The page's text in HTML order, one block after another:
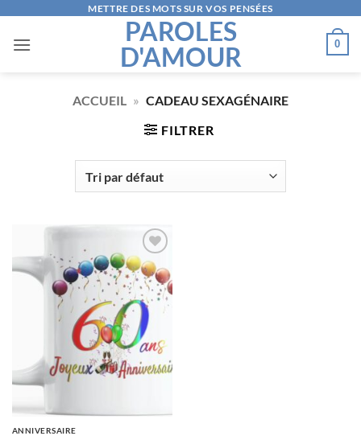
contenu
METTRE DES MOTS SUR VOS PENSÉES
PAROLES
D'AMOUR
0
ACCUEIL » CADEAU SEXAGÉNAIRE
FILTRER
AJOUTER
À LA
LISTE
D’ENVIES
ANNIVERSAIRE